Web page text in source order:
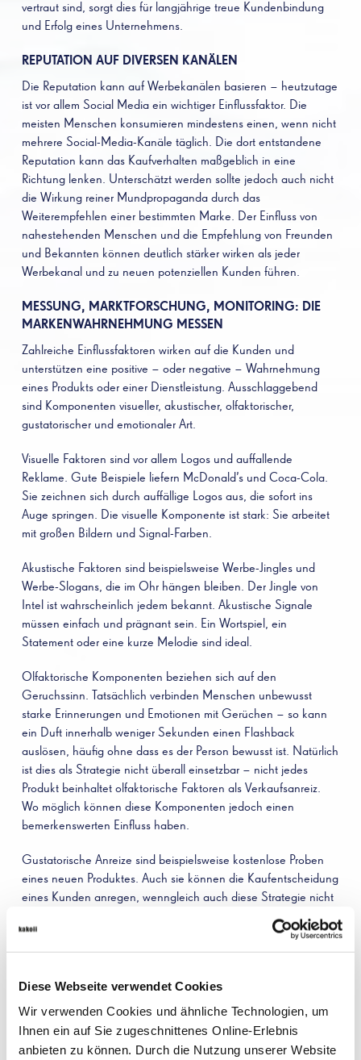
Diese Webseite verwendet Cookies
Wir verwenden Cookies und ähnliche Technologien, um
Ihnen ein auf Sie zugeschnittenes Online-Erlebnis
anbieten zu können. Durch die Nutzung unserer Website
vertraut sind, sorgt dies für langjährige treue Kundenbindung
und Erfolg eines Unternehmens.
REPUTATION AUF DIVERSEN KANÄLEN
Die Reputation kann auf Werbekanälen basieren – heutzutage
ist vor allem Social Media ein wichtiger Einflussfaktor. Die
meisten Menschen konsumieren mindestens einen, wenn nicht
mehrere Social-Media-Kanäle täglich. Die dort entstandene
Reputation kann das Kaufverhalten maßgeblich in eine
Richtung lenken. Unterschätzt werden sollte jedoch auch nicht
die Wirkung reiner Mundpropaganda durch das
Weiterempfehlen einer bestimmten Marke. Der Einfluss von
nahestehenden Menschen und die Empfehlung von Freunden
und Bekannten können deutlich stärker wirken als jeder
Werbekanal und zu neuen potenziellen Kunden führen.
MESSUNG, MARKTFORSCHUNG, MONITORING: DIE
MARKENWAHRNEHMUNG MESSEN
Zahlreiche Einflussfaktoren wirken auf die Kunden und
unterstützen eine positive – oder negative – Wahrnehmung
eines Produkts oder einer Dienstleistung. Ausschlaggebend
sind Komponenten visueller, akustischer, olfaktorischer,
gustatorischer und emotionaler Art.
Visuelle Faktoren sind vor allem Logos und auffallende
Reklame. Gute Beispiele liefern McDonald’s und Coca-Cola.
Sie zeichnen sich durch auffällige Logos aus, die sofort ins
Auge springen. Die visuelle Komponente ist stark: Sie arbeitet
mit großen Bildern und Signal-Farben.
Akustische Faktoren sind beispielsweise Werbe-Jingles und
Werbe-Slogans, die im Ohr hängen bleiben. Der Jingle von
Intel ist wahrscheinlich jedem bekannt. Akustische Signale
müssen einfach und prägnant sein. Ein Wortspiel, ein
Statement oder eine kurze Melodie sind ideal.
Olfaktorische Komponenten beziehen sich auf den
Geruchssinn. Tatsächlich verbinden Menschen unbewusst
starke Erinnerungen und Emotionen mit Gerüchen – so kann
ein Duft innerhalb weniger Sekunden einen Flashback
auslösen, häufig ohne dass es der Person bewusst ist. Natürlich
ist dies als Strategie nicht überall einsetzbar – nicht jedes
Produkt beinhaltet olfaktorische Faktoren als Verkaufsanreiz.
Wo möglich können diese Komponenten jedoch einen
bemerkenswerten Einfluss haben.
Gustatorische Anreize sind beispielsweise kostenlose Proben
eines neuen Produktes. Auch sie können die Kaufentscheidung
eines Kunden anregen, wenngleich auch diese Strategie nicht
Emotionale Komponenten schließlich haben einen besonders
Melancholie stärkt den Erinnerungswert. Ein Kunde bringt das
Produkt automatisch mit einer emotionsbeladenen Situation aus
der Vergangenheit in Verbindung – dadurch steigt die
Kaufwahrscheinlichkeit stark. Dies ist ein Grund dafür, dass